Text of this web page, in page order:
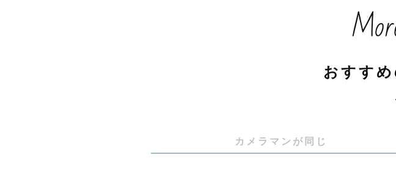
子どもは奇想天外で、大人の思い通
でもだからこそ、思いがけない成長
その子その子が持つ、可愛さ、面
パパさんママさんのご不安や心配
おすす
カメラマンが同じ